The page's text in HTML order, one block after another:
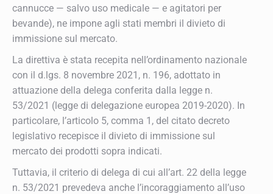
cannucce — salvo uso medicale — e agitatori per
bevande), ne impone agli stati membri il divieto di
immissione sul mercato.
La direttiva è stata recepita nell’ordinamento nazionale
con il d.lgs. 8 novembre 2021, n. 196, adottato in
attuazione della delega conferita dalla legge n.
53/2021 (legge di delegazione europea 2019-2020). In
particolare, l’articolo 5, comma 1, del citato decreto
legislativo recepisce il divieto di immissione sul
mercato dei prodotti sopra indicati.
Tuttavia, il criterio di delega di cui all’art. 22 della legge
n. 53/2021 prevedeva anche l’incoraggiamento all’uso